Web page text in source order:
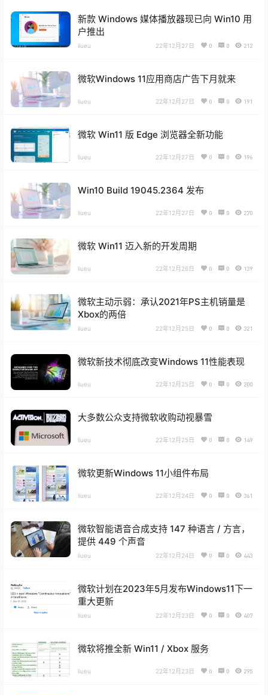
新款 Windows 媒体播放器现已向 Win10 用
户推出
liueu 22年12月27日 0 0 212
微软Windows 11应用商店广告下月就来
liueu 22年12月27日 0 0 191
微软 Win11 版 Edge 浏览器全新功能
liueu 22年12月27日 0 0 196
Win10 Build 19045.2364 发布
liueu 22年12月27日 0 0 270
微软 Win11 迈入新的开发周期
liueu 22年12月26日 0 0 139
微软主动示弱：承认2021年PS主机销量是
Xbox的两倍
liueu 22年12月25日 0 0 321
微软新技术彻底改变Windows 11性能表现
liueu 22年12月25日 0 0 200
大多数公众支持微软收购动视暴雪
liueu 22年12月25日 0 0 149
微软更新Windows 11小组件布局
liueu 22年12月24日 0 0 361
微软智能语音合成支持 147 种语言 / 方言，
提供 449 个声音
liueu 22年12月24日 0 0 443
微软计划在2023年5月发布Windows11下一
重大更新
liueu 22年12月23日 0 0 407
微软将推全新 Win11 / Xbox 服务
liueu 22年12月23日 0 0 295